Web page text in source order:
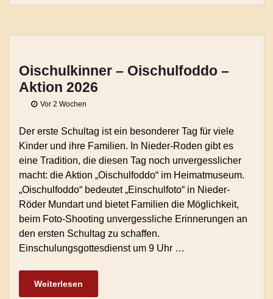
Oischulkinner – Oischulfoddo –
Aktion 2026
Vor 2 Wochen
Der erste Schultag ist ein besonderer Tag für viele
Kinder und ihre Familien. In Nieder-Roden gibt es
eine Tradition, die diesen Tag noch unvergesslicher
macht: die Aktion „Oischulfoddo“ im Heimatmuseum.
„Oischulfoddo“ bedeutet „Einschulfoto“ in Nieder-
Röder Mundart und bietet Familien die Möglichkeit,
beim Foto-Shooting unvergessliche Erinnerungen an
den ersten Schultag zu schaffen.
Einschulungsgottesdienst um 9 Uhr …
Weiterlesen